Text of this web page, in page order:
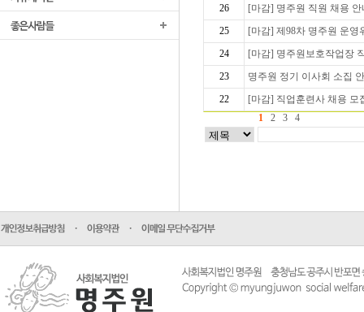
26
[마감] 명주원 직원 채용 안
25
[마감] 제98차 명주원 운영
24
[마감] 명주원보호작업장
23
명주원 정기 이사회 소집
22
[마감] 직업훈련사 채용 모
1
2 3 4